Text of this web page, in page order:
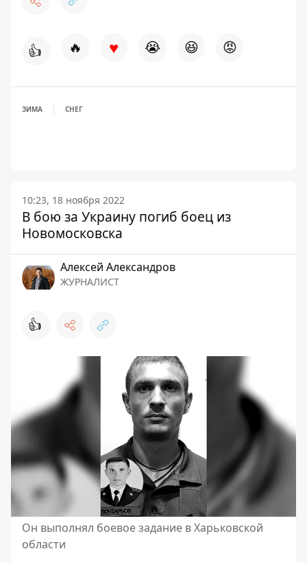
👍 🔥 ♥ 😭 😆 😡
ЗИМА СНЕГ
10:23, 18 ноября 2022
В бою за Украину погиб боец из
Новомосковска
Алексей Александров
ЖУРНАЛИСТ
👍
Он выполнял боевое задание в Харьковской
области